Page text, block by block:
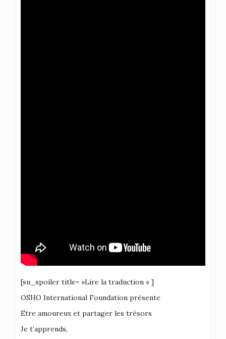
[su_spoiler title= »Lire la traduction « ]
OSHO International Foundation présente
Etre amoureux et partager les trésors
Je t’apprends,